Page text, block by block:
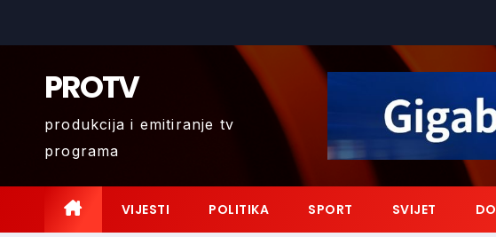
PROTV
produkcija i emitiranje tv
programa
VIJESTI POLITIKA SPORT SVIJET